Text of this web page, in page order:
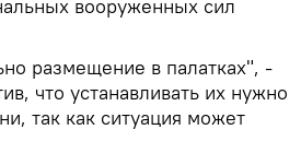
вооруженных сил
размещение в палатках", -
что устанавливать их нужно
так как ситуация может